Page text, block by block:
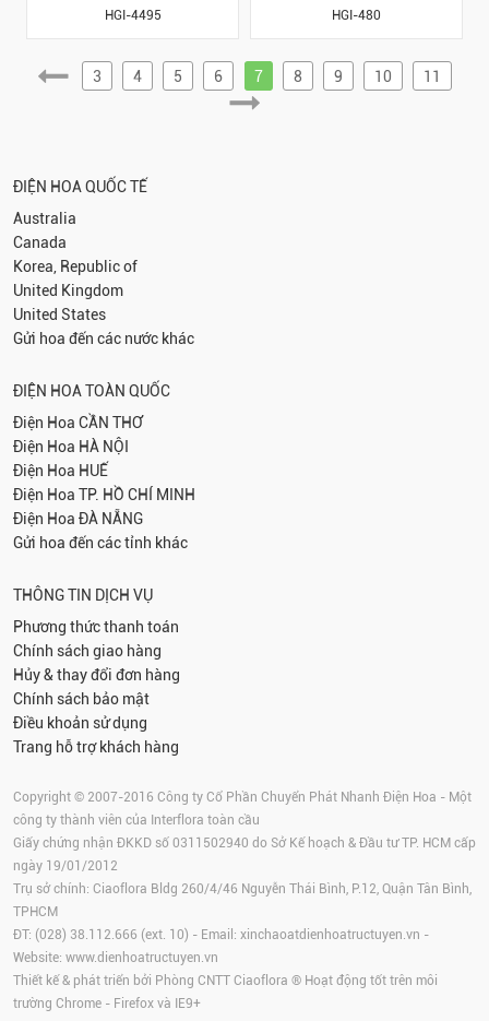
HGI-4495 HGI-480
3 4 5 6 7 8 9 10 11
ĐIỆN HOA QUỐC TẾ
Australia
Canada
Korea, Republic of
United Kingdom
United States
Gửi hoa đến các nước khác
ĐIỆN HOA TOÀN QUỐC
Điện Hoa CẦN THƠ
Điện Hoa HÀ NỘI
Điện Hoa HUẾ
Điện Hoa TP. HỒ CHÍ MINH
Điện Hoa ĐÀ NẴNG
Gửi hoa đến các tỉnh khác
THÔNG TIN DỊCH VỤ
Phương thức thanh toán
Chính sách giao hàng
Hủy & thay đổi đơn hàng
Chính sách bảo mật
Điều khoản sử dụng
Trang hỗ trợ khách hàng
Copyright © 2007-2016 Công ty Cổ Phần Chuyển Phát Nhanh Điện Hoa - Một
công ty thành viên của Interflora toàn cầu
Giấy chứng nhận ĐKKD số 0311502940 do Sở Kế hoạch & Đầu tư TP. HCM cấp
ngày 19/01/2012
Trụ sở chính: Ciaoflora Bldg 260/4/46 Nguyễn Thái Bình, P.12, Quận Tân Bình,
TPHCM
ĐT: (028) 38.112.666 (ext. 10) - Email: xinchaoatdienhoatructuyen.vn -
Website: www.dienhoatructuyen.vn
Thiết kế & phát triển bởi Phòng CNTT Ciaoflora ® Hoạt động tốt trên môi
trường Chrome - Firefox và IE9+